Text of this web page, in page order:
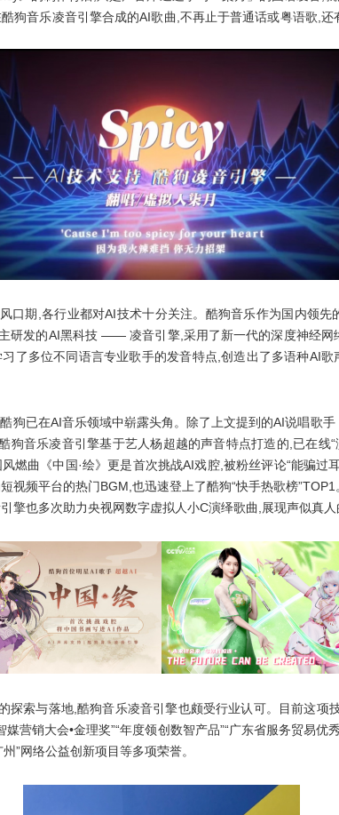
狗音乐凌音引擎合成的AI歌曲,不再止于普通话或粤语歌,还
期,各行业都对AI技术十分关注。酷狗音乐作为国内领先
研发的AI黑科技 —— 凌音引擎,采用了新一代的深度神经网
了多位不同语言专业歌手的发音特点,创造出了多语种AI歌
已在AI音乐领域中崭露头角。除了上文提到的AI说唱歌手
狗音乐凌音引擎基于艺人杨超越的声音特点打造的,已在线
燃曲《中国·绘》更是首次挑战AI戏腔,被粉丝评论“能骗过
视频平台的热门BGM,也迅速登上了酷狗“快手热歌榜
擎也多次助力央视网数字虚拟人小C演绎歌曲,展现声似真人
索与落地,酷狗音乐凌音引擎也颇受行业认可。目前这项
媒营销大会•金理奖”“年度领创数智产品”“广东省服务贸易优
”网络公益创新项目等多项荣誉。